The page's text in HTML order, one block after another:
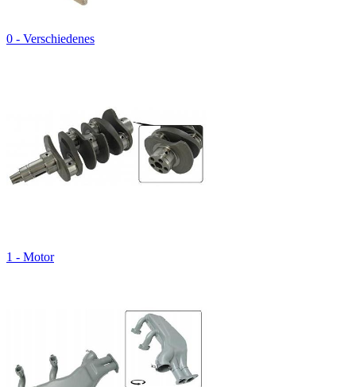
0 - Verschiedenes
1 - Motor